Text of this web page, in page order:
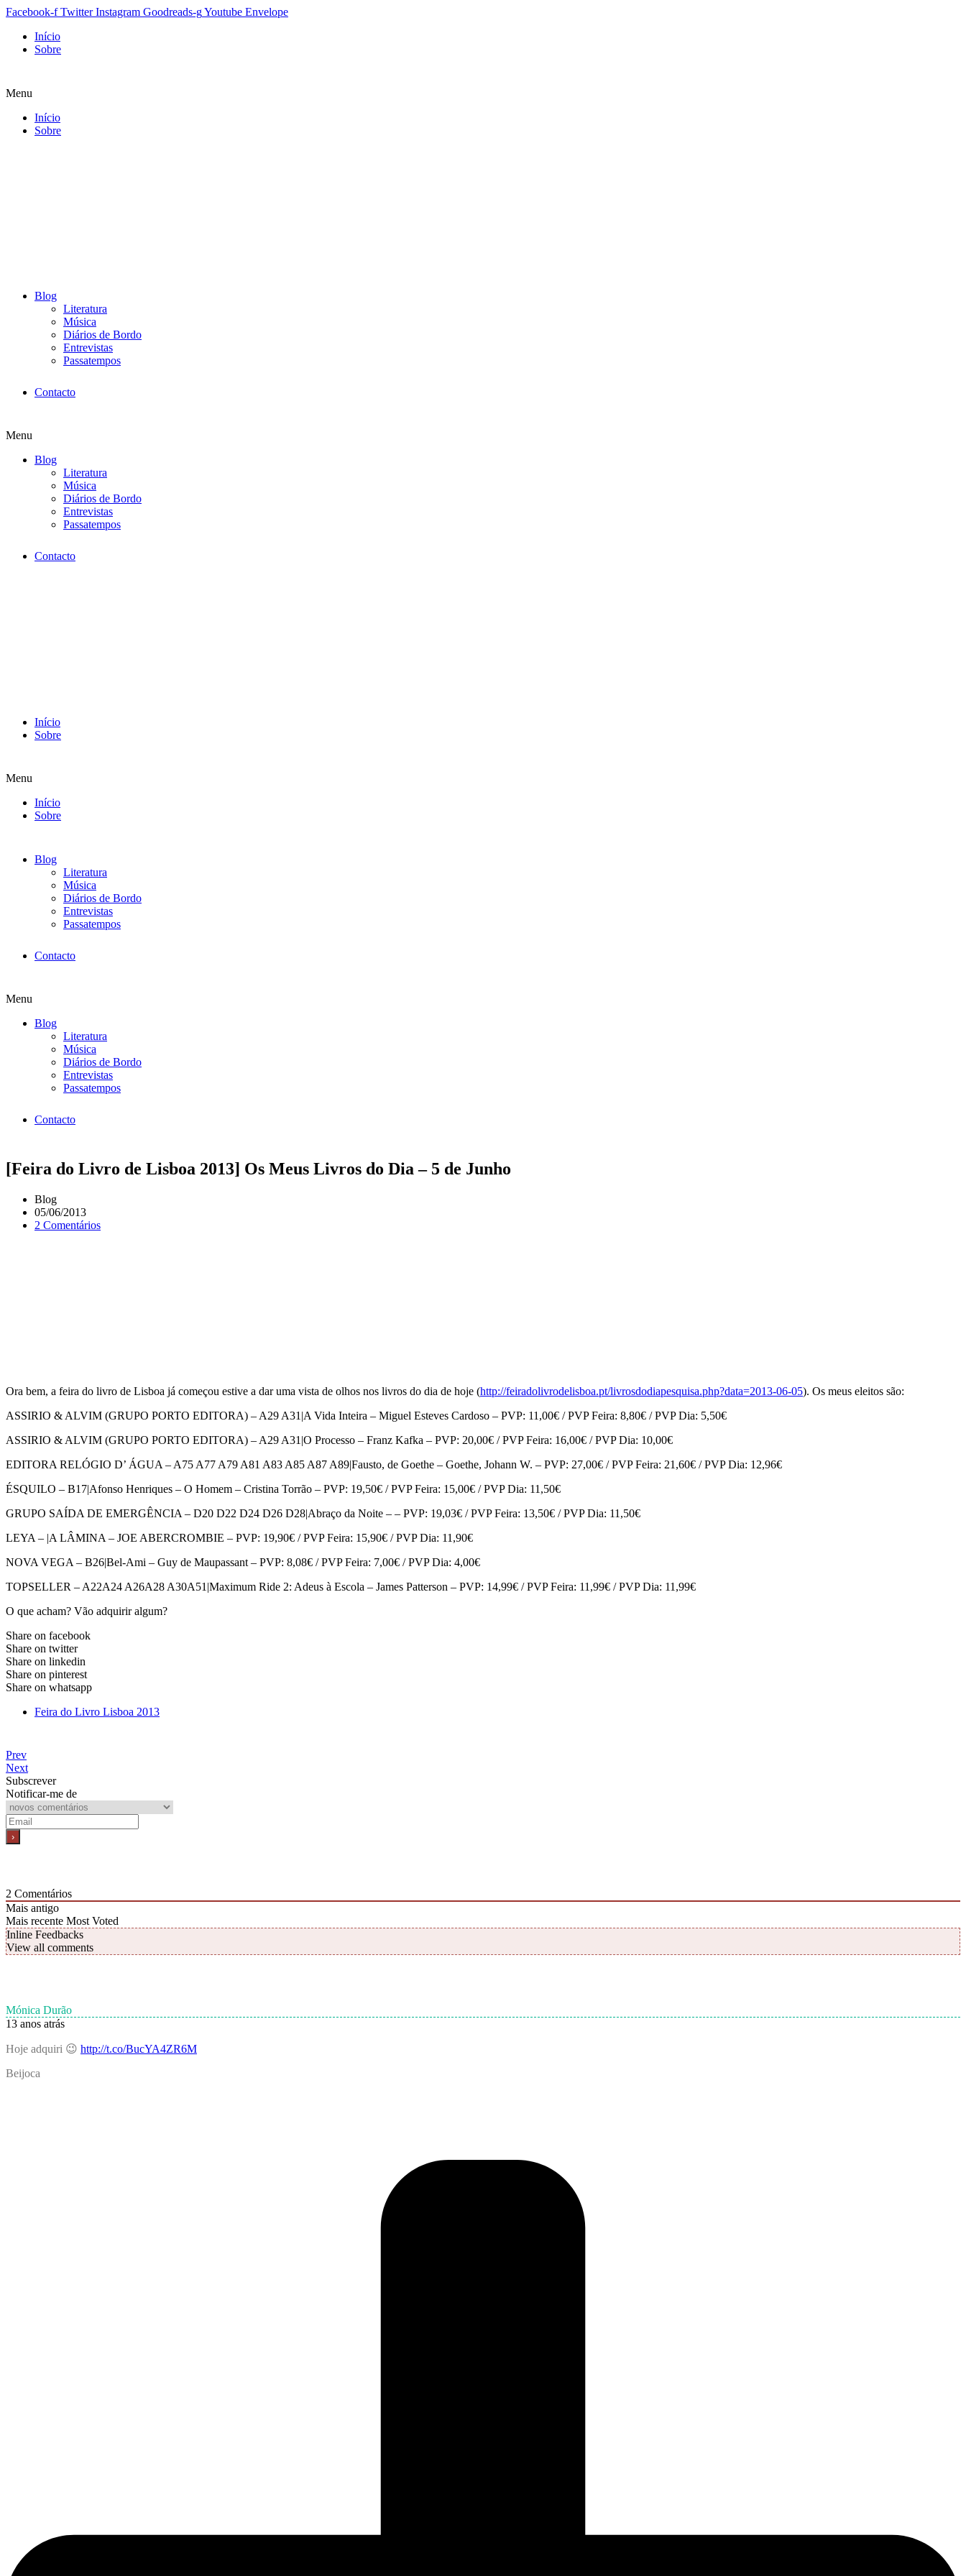
Facebook-f Twitter Instagram Goodreads-gYoutube Envelope
Início
Sobre
Menu
Início
Sobre
Blog
Literatura
Música
Diários de Bordo
Entrevistas
Passatempos
Contacto
Menu
Blog
Literatura
Música
Diários de Bordo
Entrevistas
Passatempos
Contacto
Início
Sobre
Menu
Início
Sobre
Blog
Literatura
Música
Diários de Bordo
Entrevistas
Passatempos
Contacto
Menu
Blog
Literatura
Música
Diários de Bordo
Entrevistas
Passatempos
Contacto
[Feira do Livro de Lisboa 2013] Os Meus Livros do Dia – 5 de Junho
Blog
05/06/2013
2 Comentários
Ora bem, a feira do livro de Lisboa já começou estive a dar uma vista de olhos nos livros do dia de hoje (http://feiradolivrodelisboa.pt/livrosdodiapesquisa.php?data=2013-06-05). Os meus eleitos são:
ASSIRIO & ALVIM (GRUPO PORTO EDITORA) – A29 A31|A Vida Inteira – Miguel Esteves Cardoso – PVP: 11,00€ / PVP Feira: 8,80€ / PVP Dia: 5,50€
ASSIRIO & ALVIM (GRUPO PORTO EDITORA) – A29 A31|O Processo – Franz Kafka – PVP: 20,00€ / PVP Feira: 16,00€ / PVP Dia: 10,00€
EDITORA RELÓGIO D’ ÁGUA – A75 A77 A79 A81 A83 A85 A87 A89|Fausto, de Goethe – Goethe, Johann W. – PVP: 27,00€ / PVP Feira: 21,60€ / PVP Dia: 12,96€
ÉSQUILO – B17|Afonso Henriques – O Homem – Cristina Torrão – PVP: 19,50€ / PVP Feira: 15,00€ / PVP Dia: 11,50€
GRUPO SAÍDA DE EMERGÊNCIA – D20 D22 D24 D26 D28|Abraço da Noite – – PVP: 19,03€ / PVP Feira: 13,50€ / PVP Dia: 11,50€
LEYA – |A LÂMINA – JOE ABERCROMBIE – PVP: 19,90€ / PVP Feira: 15,90€ / PVP Dia: 11,90€
NOVA VEGA – B26|Bel-Ami – Guy de Maupassant – PVP: 8,08€ / PVP Feira: 7,00€ / PVP Dia: 4,00€
TOPSELLER – A22A24 A26A28 A30A51|Maximum Ride 2: Adeus à Escola – James Patterson – PVP: 14,99€ / PVP Feira: 11,99€ / PVP Dia: 11,99€
O que acham? Vão adquirir algum?
Share on facebook
Share on twitter
Share on linkedin
Share on pinterest
Share on whatsapp
Feira do Livro Lisboa 2013
Prev
Next
Subscrever
Notificar-me de
2 Comentários
Mais antigo
Mais recente Most Voted
Inline Feedbacks
View all comments
Mónica Durão
13 anos atrás
Hoje adquiri 😉 http://t.co/BucYA4ZR6M
Beijoca